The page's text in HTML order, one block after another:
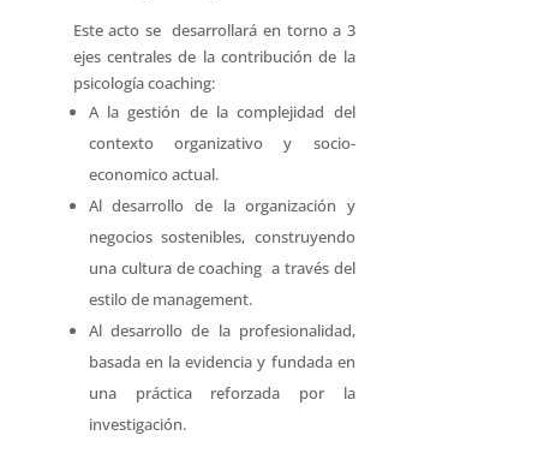
Este acto se desarrollará en torno a 3
ejes centrales de la contribución de la
psicología coaching:
A la gestión de la complejidad del
contexto organizativo y socio-
economico actual.
Al desarrollo de la organización y
negocios sostenibles, construyendo
una cultura de coaching a través del
estilo de management.
Al desarrollo de la profesionalidad,
basada en la evidencia y fundada en
una práctica reforzada por la
investigación.